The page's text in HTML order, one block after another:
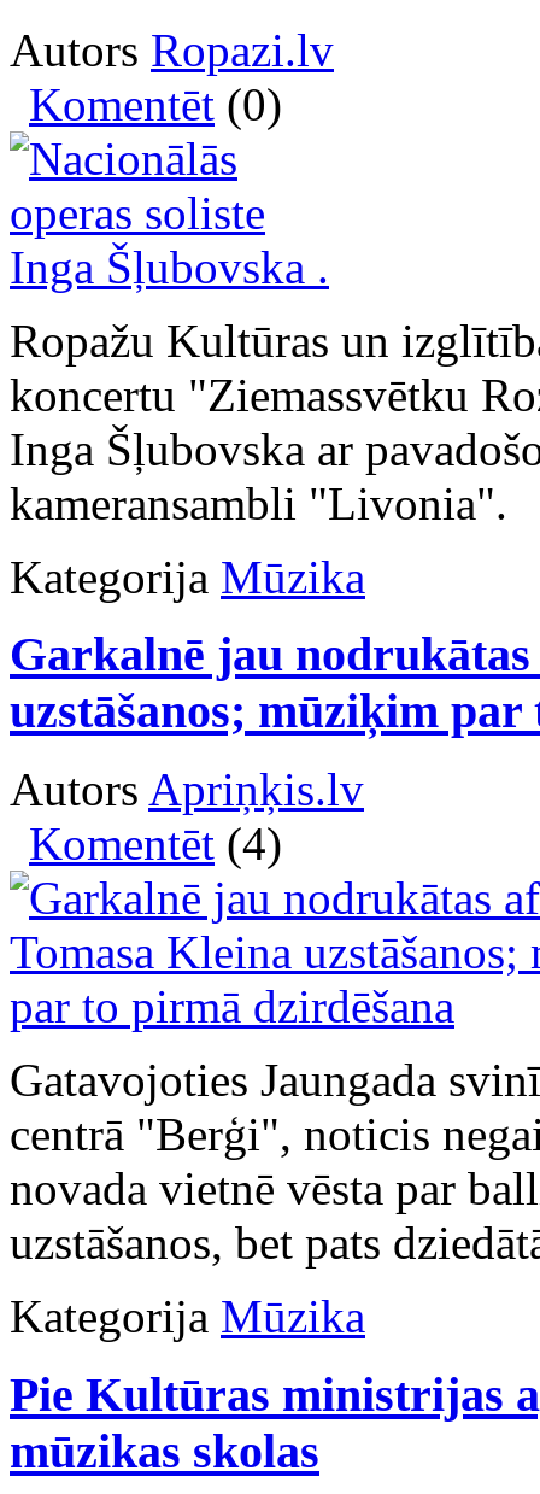
Autors Ropazi.lv
Komentēt (0)
Ropažu Kultūras un
koncertu "Ziemassvētku
Inga Šļubovska ar
kameransambli "Livonia".
Kategorija Mūzika
Garkalnē jau
uzstāšanos; mūziķim
Autors Apriņķis.lv
Komentēt (4)
Gatavojoties Jaungada
centrā "Berģi", noticis
novada vietnē vēsta par
uzstāšanos, bet pats
Kategorija Mūzika
Pie Kultūras ministrijas
mūzikas skolas